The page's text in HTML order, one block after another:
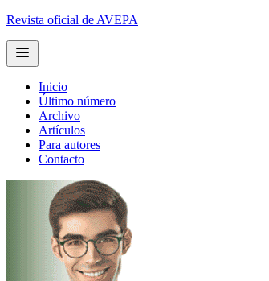
Revista oficial de AVEPA
Open main menu
Inicio
Último número
Archivo
Artículos
Para autores
Contacto